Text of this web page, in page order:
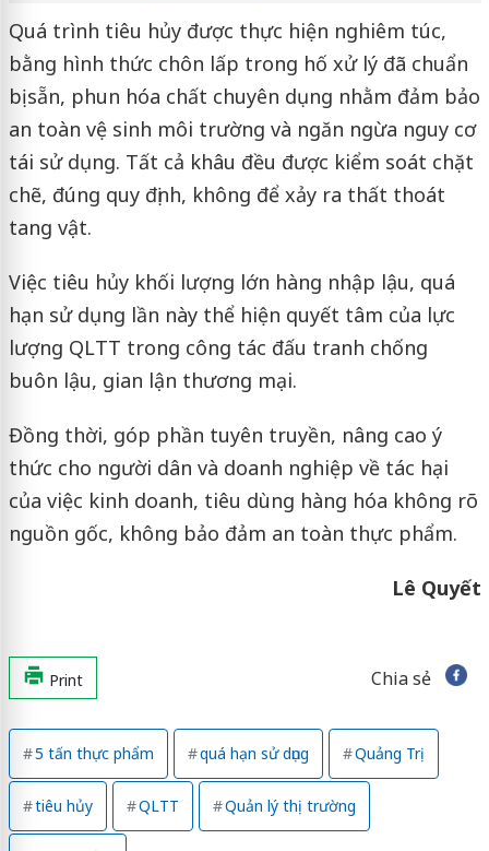
Quá trình tiêu hủy được thực hiện nghiêm túc,
bằng hình thức chôn lấp trong hố xử lý đã chuẩn
bị sẵn, phun hóa chất chuyên dụng nhằm đảm bảo
an toàn vệ sinh môi trường và ngăn ngừa nguy cơ
tái sử dụng. Tất cả khâu đều được kiểm soát chặt
chẽ, đúng quy định, không để xảy ra thất thoát
tang vật.
Việc tiêu hủy khối lượng lớn hàng nhập lậu, quá
hạn sử dụng lần này thể hiện quyết tâm của lực
lượng QLTT trong công tác đấu tranh chống
buôn lậu, gian lận thương mại.
Đồng thời, góp phần tuyên truyền, nâng cao ý
thức cho người dân và doanh nghiệp về tác hại
của việc kinh doanh, tiêu dùng hàng hóa không rõ
nguồn gốc, không bảo đảm an toàn thực phẩm.
Lê Quyết
Print Chia sẻ
5 tấn thực phẩm quá hạn sử dụng Quảng Trị
tiêu hủy QLTT Quản lý thị trường